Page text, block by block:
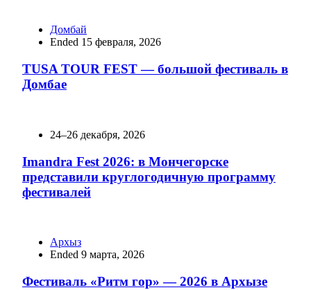
Домбай
Ended 15 февраля, 2026
TUSA TOUR FEST — большой фестиваль в
Домбае
24–26 декабря, 2026
Imandra Fest 2026: в Мончегорске
представили круглогодичную программу
фестивалей
Архыз
Ended 9 марта, 2026
Фестиваль «Ритм гор» — 2026 в Архызе